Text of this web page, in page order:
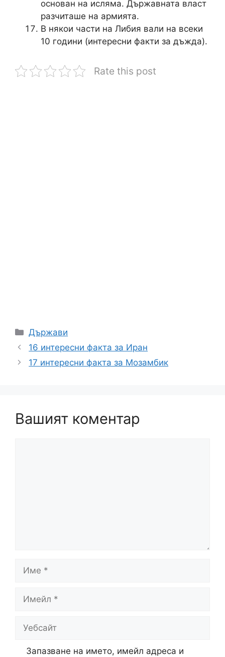
основан на исляма. Държавната власт
разчиташе на армията.
В някои части на Либия вали на всеки
10 години (интересни факти за дъжда).
Rate this post
Категории
Държави
16 интересни факта за Иран
17 интересни факта за Мозамбик
Вашият коментар
Запазване на името, имейл адреса и